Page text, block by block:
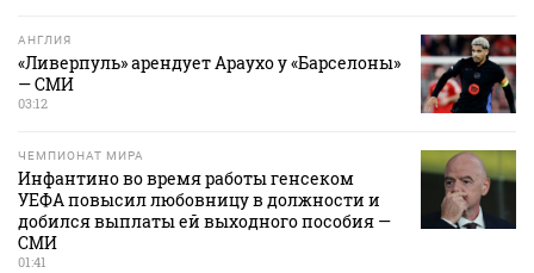
АНГЛИЯ
«Ливерпуль» арендует Араухо у «Барселоны»
— СМИ
03:12
ЧЕМПИОНАТ МИРА
Инфантино во время работы генсеком
УЕФА повысил любовницу в должности и
добился выплаты ей выходного пособия —
СМИ
01:41